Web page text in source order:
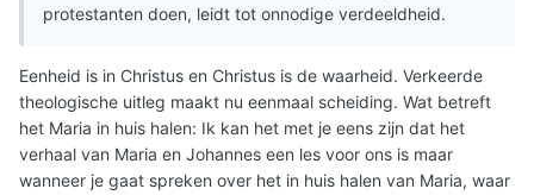
protestanten doen, leidt tot onnodige verdeeldheid.
Eenheid is in Christus en Christus is de waarheid. Verkeerde
theologische uitleg maakt nu eenmaal scheiding. Wat betreft
het Maria in huis halen: Ik kan het met je eens zijn dat het
verhaal van Maria en Johannes een les voor ons is maar
wanneer je gaat spreken over het in huis halen van Maria, waar